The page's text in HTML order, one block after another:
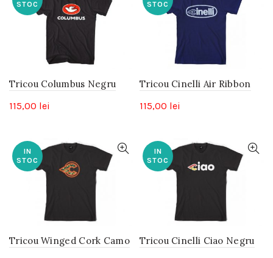
STOC
Tricou Columbus Negru
115,00 lei
STOC
Tricou Cinelli Air Ribbon
115,00 lei
IN
STOC
Tricou Winged Cork Camo
IN
STOC
Tricou Cinelli Ciao Negru